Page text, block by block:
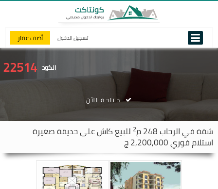
تسجيل الدخول أضف عقار
الكود 22514
شقة فيالرحاب 2 للبيع كاش على حديقة صغيرة
استلام فوري 2,200,000 ج
متاحة الآن